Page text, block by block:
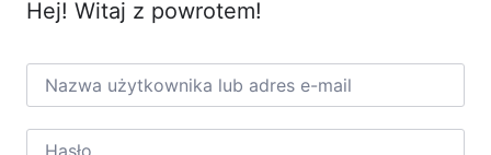
Hej! Witaj z powrotem!